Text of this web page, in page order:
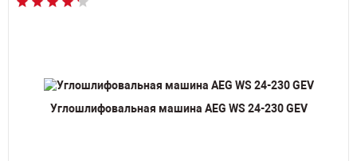
Углошлифовальная машина AEG WS 24-230 GEV